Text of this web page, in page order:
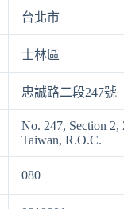
台北市
士林區
忠誠路二段247號
No. 247, Section 2,
Taiwan, R.O.C.
080